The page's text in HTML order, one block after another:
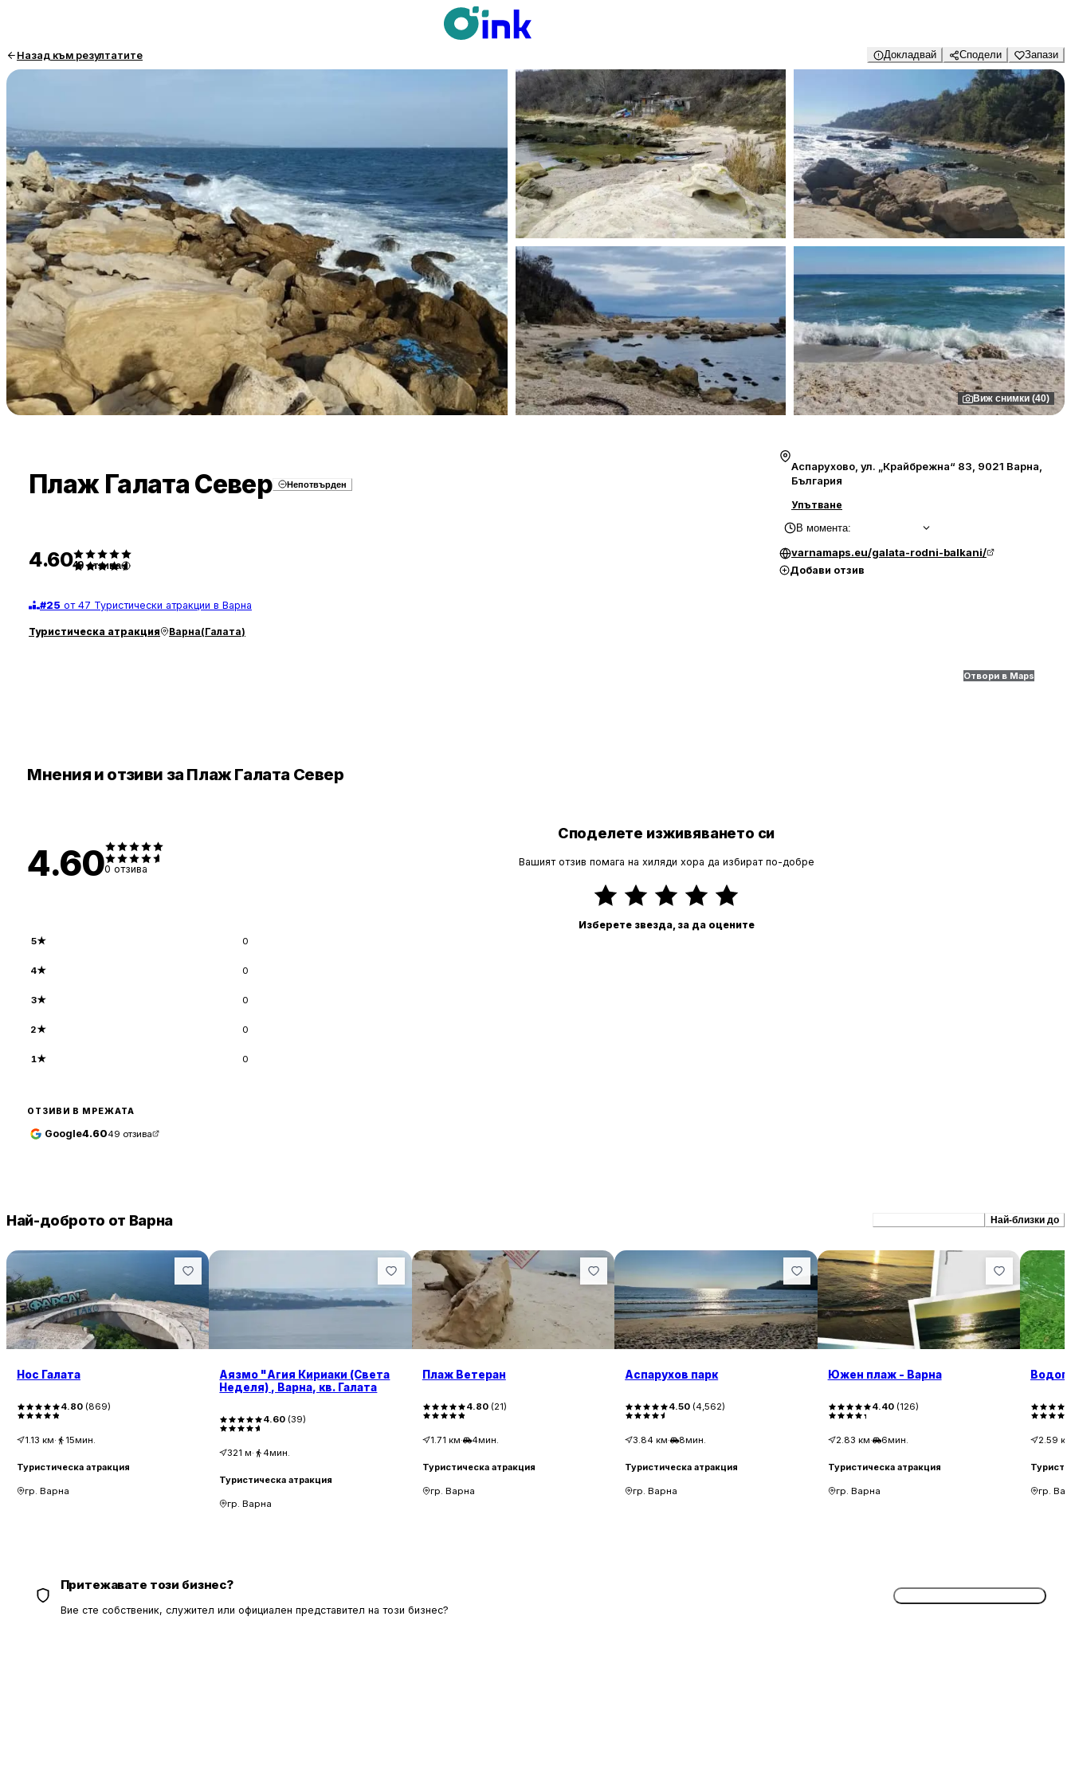
Назад към резултатите Докладвай Сподели Запази
Виж снимки (40)
Плаж Галата Север Непотвърден
4.6049 отзива
#25 от 47 Туристически атракции в Варна
Туристическа атракция Варна(Галата)
Аспарухово, ул. „Крайбрежна“ 83, 9021 Варна,
България
Упътване
В момента:
varnamaps.eu/galata-rodni-balkani/
Добави отзив
Отвори в Maps
Мнения и отзиви за Плаж Галата Север
4.600 отзива
5★ 0
4★ 0
3★ 0
2★ 0
1★ 0
ОТЗИВИ В МРЕЖАТА
Google4.6049 отзива
Споделете изживяването си
Вашият отзив помага на хиляди хора да избират по-добре
Изберете звезда, за да оцените
Най-доброто от Варна Най-близки до
Нос Галата
4.80 (869)
1.13 км· 15мин.
Туристическа атракция
гр. Варна
Аязмо "Агия Кириаки (Света
Неделя) , Варна, кв. Галата
4.60 (39)
321 м· 4мин.
Туристическа атракция
гр. Варна
Плаж Ветеран
4.80(21)
1.71 км· 4мин.
Туристическа атракция
гр. Варна
Аспарухов парк
4.50 (4,562)
3.84 км· 8мин.
Туристическа атракция
гр. Варна
Южен плаж - Варна
4.40(126)
2.83 км· 6мин.
Туристическа атракция
гр. Варна
2.59
гр.
Притежавате този бизнес?
Вие сте собственик, служител или официален представител на този бизнес?